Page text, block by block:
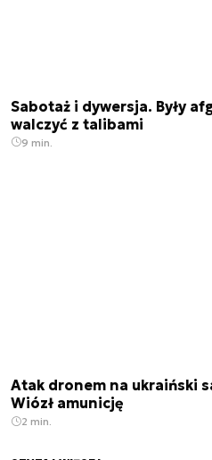
Sabotaż i dywersja. Były
walczyć z talibami
9 min.
Atak dronem na ukraiński
Wiózł amunicję
2 min.